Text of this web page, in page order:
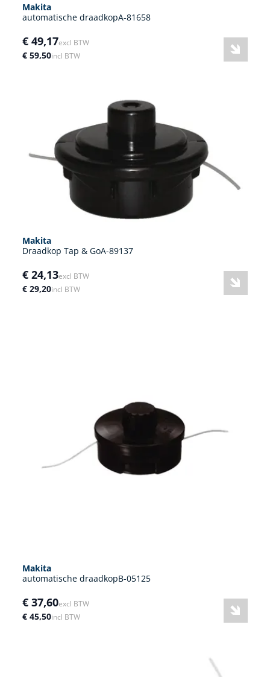
Makita
automatische draadkopA-81658
€ 49,17excl BTW
€ 59,50incl BTW
Makita
Draadkop Tap & GoA-89137
€ 24,13excl BTW
€ 29,20incl BTW
Makita
automatische draadkopB-05125
€ 37,60excl BTW
€ 45,50incl BTW